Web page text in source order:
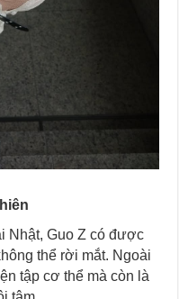
Nhật, Guo Z có được
thể rời mắt. Ngoài
tập cơ thể mà còn là